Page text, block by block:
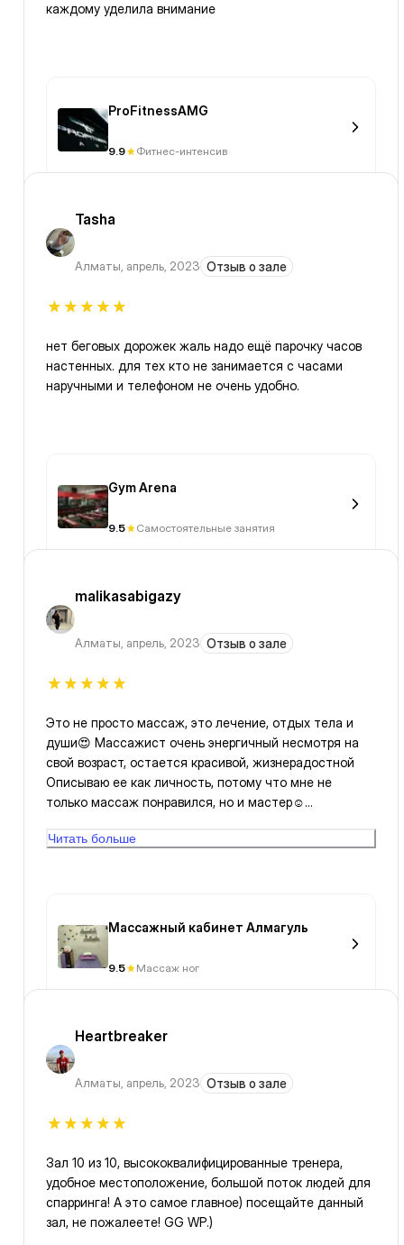
каждому уделила внимание
ProFitnessAMG
9.9 Фитнес-интенсив
Tasha
Алматы, апрель, 2023 Отзыв о зале
нет беговых дорожек жаль надо ещё парочку часов
настенных. для тех кто не занимается с часами
наручными и телефоном не очень удобно.
Gym Arena
9.5 Самостоятельные занятия
malikasabigazy
Алматы, апрель, 2023 Отзыв о зале
Это не просто массаж, это лечение, отдых тела и
души😍 Массажист очень энергичный несмотря на
свой возраст, остается красивой, жизнерадостной
Описываю ее как личность, потому что мне не
только массаж понравился, но и мастер☺️
Читать больше
Массажный кабинет Алмагуль
9.5 Массаж ног
Heartbreaker
Алматы, апрель, 2023 Отзыв о зале
Зал 10 из 10, высококвалифицированные тренера,
удобное местоположение, большой поток людей для
спарринга! А это самое главное) посещайте данный
зал, не пожалеете! GG WP.)